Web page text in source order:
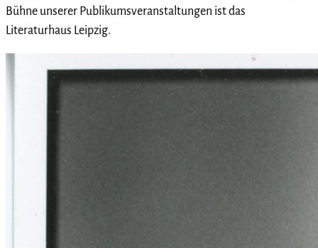
Bühne unserer Publikumsveranstaltungen ist das
Literaturhaus Leipzig.